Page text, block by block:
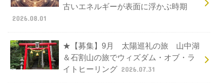
古いエネルギーが表面に浮かぶ時期
2026.08.01
★【募集】9月 太陽巡礼の旅 山中湖
＆石割山の旅でウィズダム・オブ・ラ
イトヒーリング 2026.07.31